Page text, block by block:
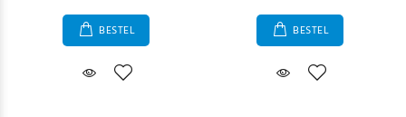
BESTEL BESTEL